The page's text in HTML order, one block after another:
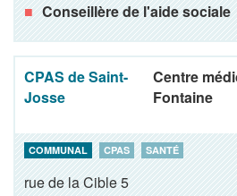
Conseillère de l'aide sociale
CPAS de Saint-
Josse
Centre
Fontaine
COMMUNAL CPAS SANTÉ
rue de la Cible 5